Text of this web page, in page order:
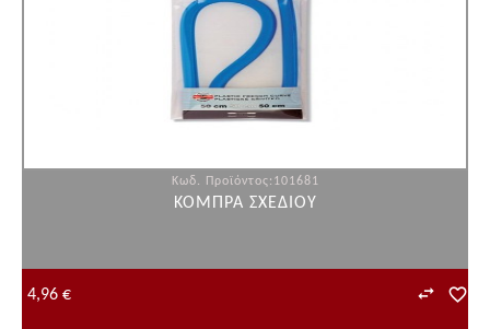
Κωδ. Προϊόντος:101681
ΚΟΜΠΡΑ ΣΧΕΔΙΟΥ
4,96 €